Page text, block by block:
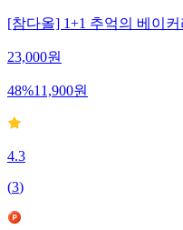
[참다올] 1+1 추억의 베이
23,000원
48%11,900원
4.3
(3)